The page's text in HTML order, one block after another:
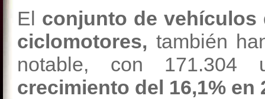
El conjunto de vehículos
ciclomotores, también
notable, con 171.304
crecimiento del 16,1% en